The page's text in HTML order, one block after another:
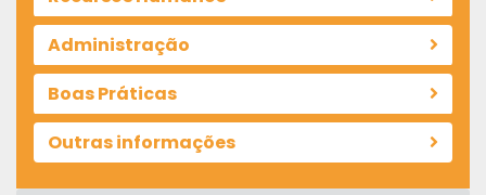
Administração
Boas Práticas
Outras informações